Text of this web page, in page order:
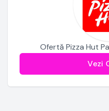
Ofertă Pizza Hut
Vezi